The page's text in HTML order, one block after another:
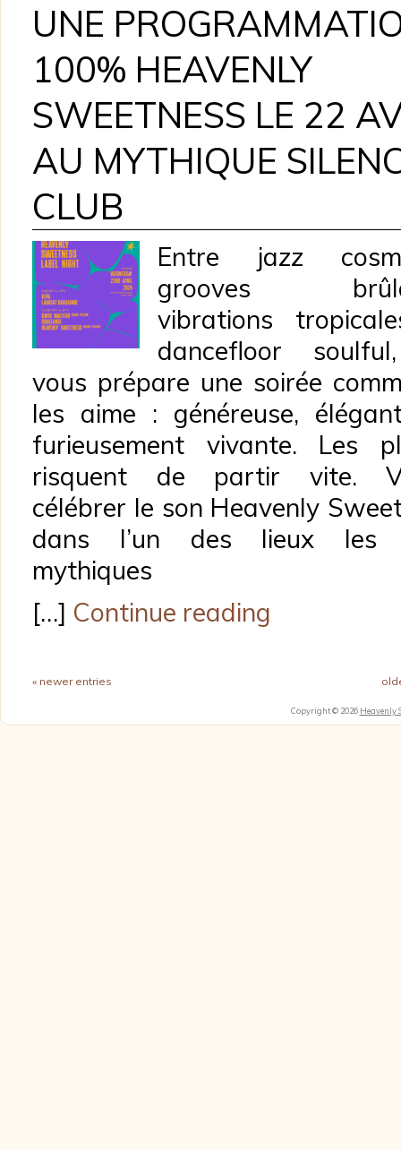
UNE
100% HEAVENLY
SWEETNESS LE 22
AU MYTHIQUE
CLUB
Entre jazz
grooves
vibrations
dancefloor
vous prépare une soirée
les aime : généreuse,
furieusement vivante. Les
risquent de partir vite.
célébrer le son Heavenly
dans l’un des lieux les
mythiques
[…] Continue reading
« newer entries
Copyright © 2026 Heavenly